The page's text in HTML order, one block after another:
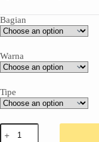
Bagian
Warna
Tipe